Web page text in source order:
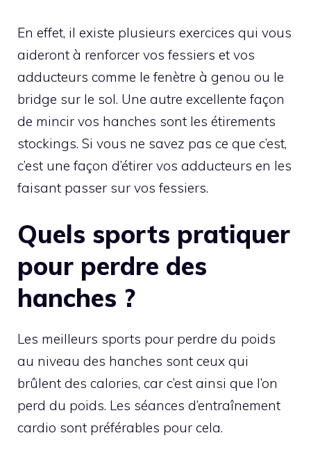
En effet, il existe plusieurs exercices qui vous
aideront à renforcer vos fessiers et vos
adducteurs comme le fenètre à genou ou le
bridge sur le sol. Une autre excellente façon
de mincir vos hanches sont les étirements
stockings. Si vous ne savez pas ce que c’est,
c’est une façon d’étirer vos adducteurs en les
faisant passer sur vos fessiers.
Quels sports pratiquer
pour perdre des
hanches ?
Les meilleurs sports pour perdre du poids
au niveau des hanches sont ceux qui
brûlent des calories, car c’est ainsi que l’on
perd du poids. Les séances d’entraînement
cardio sont préférables pour cela.